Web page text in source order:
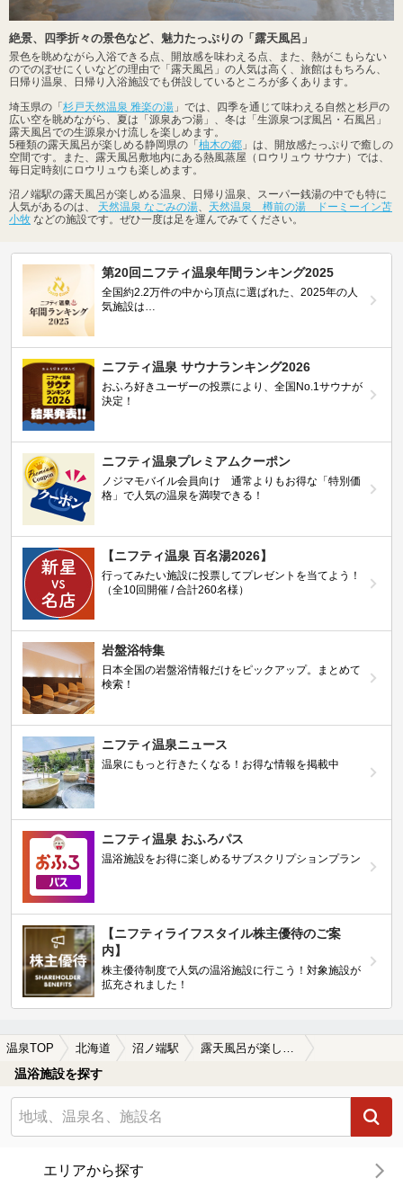
絶景、四季折々の景色など、魅力たっぷりの「露天風呂」
景色を眺めながら入浴できる点、開放感を味わえる点、また、熱がこもらない
のでのぼせにくいなどの理由で「露天風呂」の人気は高く、旅館はもちろん、
日帰り温泉、日帰り入浴施設でも併設しているところが多くあります。
埼玉県の「 杉戸天然温泉 雅楽の湯 」では、四季を通じて味わえる自然と杉戸の
広い空を眺めながら、夏は「源泉あつ湯」、冬は「生源泉つぼ風呂・石風呂」
露天風呂での生源泉かけ流しを楽しめます。
5種類の露天風呂が楽しめる静岡県の「 柚木の郷 」は、開放感たっぷりで癒しの
空間です。また、露天風呂敷地内にある熱風蒸屋（ロウリュウ サウナ）では、
毎日定時刻にロウリュウも楽しめます。
沼ノ端駅の露天風呂が楽しめる温泉、日帰り温泉、スーパー銭湯の中でも特に
人気があるのは、 天然温泉 なごみの湯、 天然温泉 樽前の湯 ドーミーイン苫
小牧 などの施設です。ぜひ一度は足を運んでみてください。
第20回ニフティ温泉年間ランキング2025
全国約2.2万件の中から頂点に選ばれた、2025年の人
気施設は…
ニフティ温泉 サウナランキング2026
おふろ好きユーザーの投票により、全国No.1サウナが
決定！
ニフティ温泉プレミアムクーポン
ノジマモバイル会員向け 通常よりもお得な「特別価
格」で人気の温泉を満喫できる！
【ニフティ温泉 百名湯2026】
行ってみたい施設に投票してプレゼントを当てよう！
（全10回開催 / 合計260名様）
岩盤浴特集
日本全国の岩盤浴情報だけをピックアップ。まとめて
検索！
ニフティ温泉ニュース
温泉にもっと行きたくなる！お得な情報を掲載中
ニフティ温泉 おふろパス
温浴施設をお得に楽しめるサブスクリプションプラン
【ニフティライフスタイル株主優待のご案
内】
株主優待制度で人気の温浴施設に行こう！対象施設が
拡充されました！
温泉TOP 北海道 沼ノ端駅
温浴施設を探す
エリアから探す